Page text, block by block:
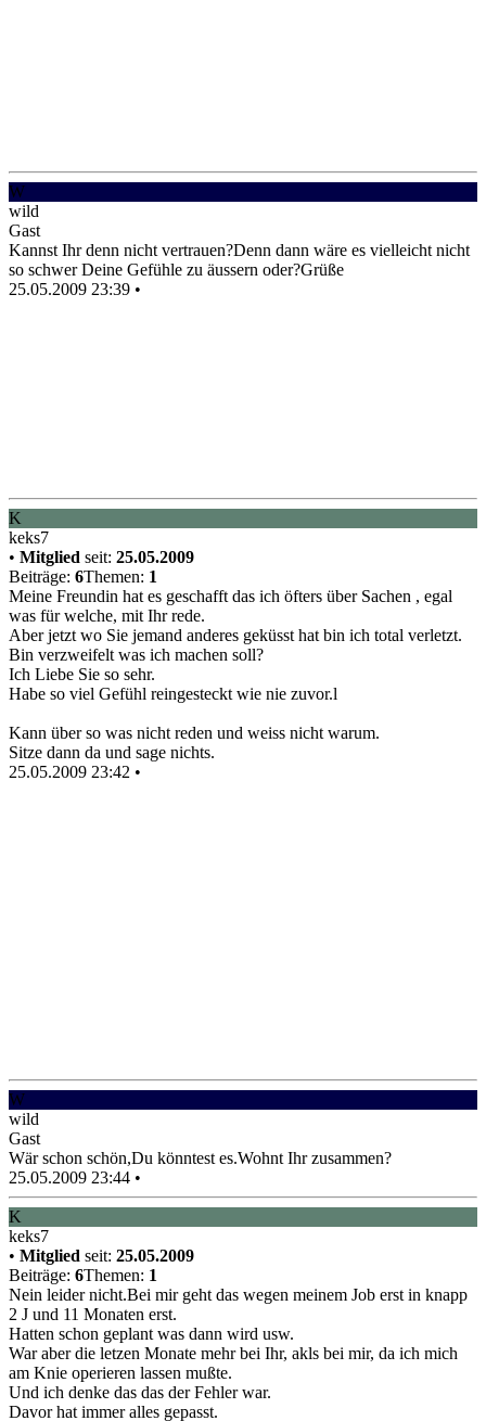
W
wild
Gast
Kannst Ihr denn nicht vertrauen?Denn dann wäre es vielleicht nicht
so schwer Deine Gefühle zu äussern oder?Grüße
25.05.2009 23:39 •
K
keks7
• Mitglied seit: 25.05.2009
Beiträge: 6Themen: 1
Meine Freundin hat es geschafft das ich öfters über Sachen , egal
was für welche, mit Ihr rede.
Aber jetzt wo Sie jemand anderes geküsst hat bin ich total verletzt.
Bin verzweifelt was ich machen soll?
Ich Liebe Sie so sehr.
Habe so viel Gefühl reingesteckt wie nie zuvor.l
Kann über so was nicht reden und weiss nicht warum.
Sitze dann da und sage nichts.
25.05.2009 23:42 •
W
wild
Gast
Wär schon schön,Du könntest es.Wohnt Ihr zusammen?
25.05.2009 23:44 •
K
keks7
• Mitglied seit: 25.05.2009
Beiträge: 6Themen: 1
Nein leider nicht.Bei mir geht das wegen meinem Job erst in knapp
2 J und 11 Monaten erst.
Hatten schon geplant was dann wird usw.
War aber die letzen Monate mehr bei Ihr, akls bei mir, da ich mich
am Knie operieren lassen mußte.
Und ich denke das das der Fehler war.
Davor hat immer alles gepasst.